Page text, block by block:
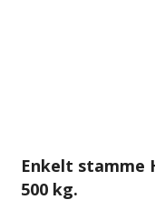
Enkelt stamme
500 kg.